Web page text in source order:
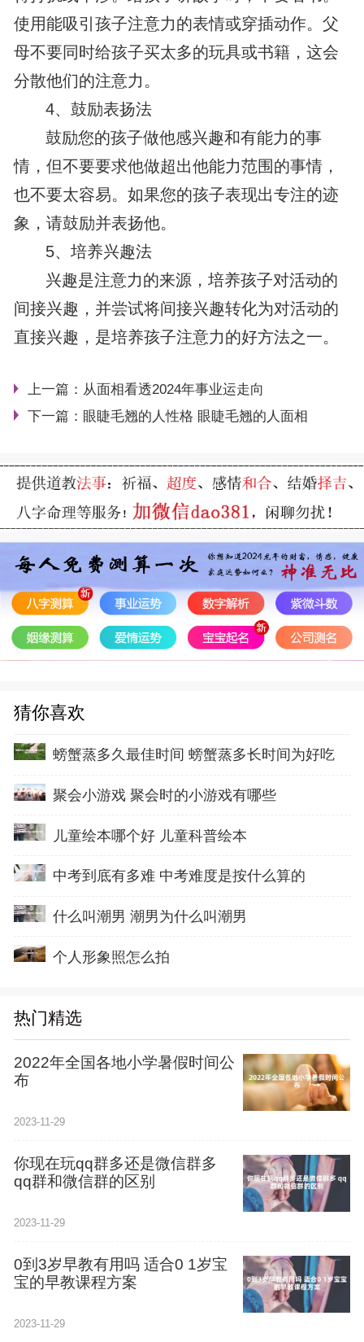
使用能吸引孩子注意力的表情或穿插动作。父
母不要同时给孩子买太多的玩具或书籍，这会
分散他们的注意力。
4、鼓励表扬法
鼓励您的孩子做他感兴趣和有能力的事
情，但不要要求他做超出他能力范围的事情，
也不要太容易。如果您的孩子表现出专注的迹
象，请鼓励并表扬他。
5、培养兴趣法
兴趣是注意力的来源，培养孩子对活动的
间接兴趣，并尝试将间接兴趣转化为对活动的
直接兴趣，是培养孩子注意力的好方法之一。
上一篇： 从面相看透2024年事业运走向
下一篇： 眼睫毛翘的人性格 眼睫毛翘的人面相
猜你喜欢
螃蟹蒸多久最佳时间 螃蟹蒸多长时间为好吃
聚会小游戏 聚会时的小游戏有哪些
儿童绘本哪个好 儿童科普绘本
中考到底有多难 中考难度是按什么算的
什么叫潮男 潮男为什么叫潮男
个人形象照怎么拍
热门精选
2022年全国各地小学暑假时间公
布
2023-11-29
你现在玩qq群多还是微信群多
qq群和微信群的区别
2023-11-29
0到3岁早教有用吗 适合0 1岁宝
宝的早教课程方案
2023-11-29